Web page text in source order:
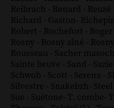
Reibrach - Renard - Reuzé
Richard - Gaston-
Robert - Rochefort - Roger
Rosny - Rosny aîné -
Rousseau - Sacher masoch
Sainte beuve - Sand - Sazie
Schwob - Scott - Serena -
Silvestre - Snakebzh- Steel
Sue - Suétone- T. combe-